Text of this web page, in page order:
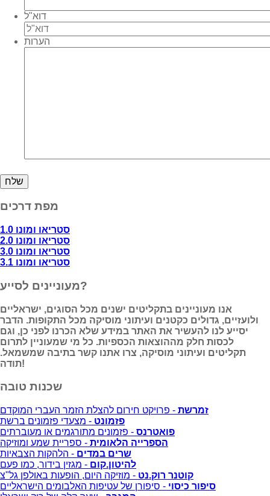
דוא"ל
הערות
מפת דרכים
סטריאו ומונו 1.0
סטריאו ומונו 2.0
סטריאו ומונו 3.0
סטריאו ומונו 3.1
מעוניינים לסייע?
אנו מעוניינים בתקליטים ישנים מכל הסוגים, ישראליים
ולועזיים, גדולים כקטנים ועיתוני מוסיקה מכל התקופות. הדבר
יסייע לנו להעשיר את האתר במידע שלא הכרנו לפני כן, וגם
לכסות חלק מההוצאות הכספיות. כל מי שמעוניין לתרום
תקליטים ועיתוני מוסיקה, צרו אתנו קשר בתיבה שמשמאל.
תודה!
שכנות טובה
זמרשת - פרויקט חירום להצלת הזמר העברי המוקדם
פזמונט - מצעדי פזמונים ברשת
פואטרנס - פזמונים מתורגמים או מעוברתים
הספרייה הלאומית - ספריית שמע ומוזיקה
שרים במדים - הלהקות הצבאיות
להיטון.קום - מגזין בידור, כמו פעם
קוטנר רוק.נט - מוזיקה היום, הופעות באולפן גל"צ
סיפור כיסוי - סיפורן של עטיפות האלבומים הישראליים